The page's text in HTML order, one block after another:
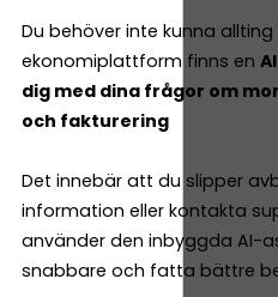
Du behöver inte kunna allting
ekonomiplattform finns en
dig med dina frågor om
och fakturering
Det innebär att du slipper
information eller kontakta
använder den inbyggda AI-
snabbare och fatta bättre